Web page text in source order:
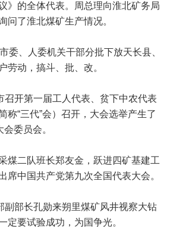
》的全体代表。周总理向淮北矿务局
问了淮北煤矿生产情况。
人委机关干部分批下放天长县、
劳动，搞斗、批、改。
第一届工人代表、贫下中农代表
称“三代”会）召开，大会选举产生了
委员会。
队班长郑友金，跃进四矿基建工
席中国共产党第九次全国代表大会。
长孔勋来朔里煤矿风井视察大钻
定要试验成功，为国争光。